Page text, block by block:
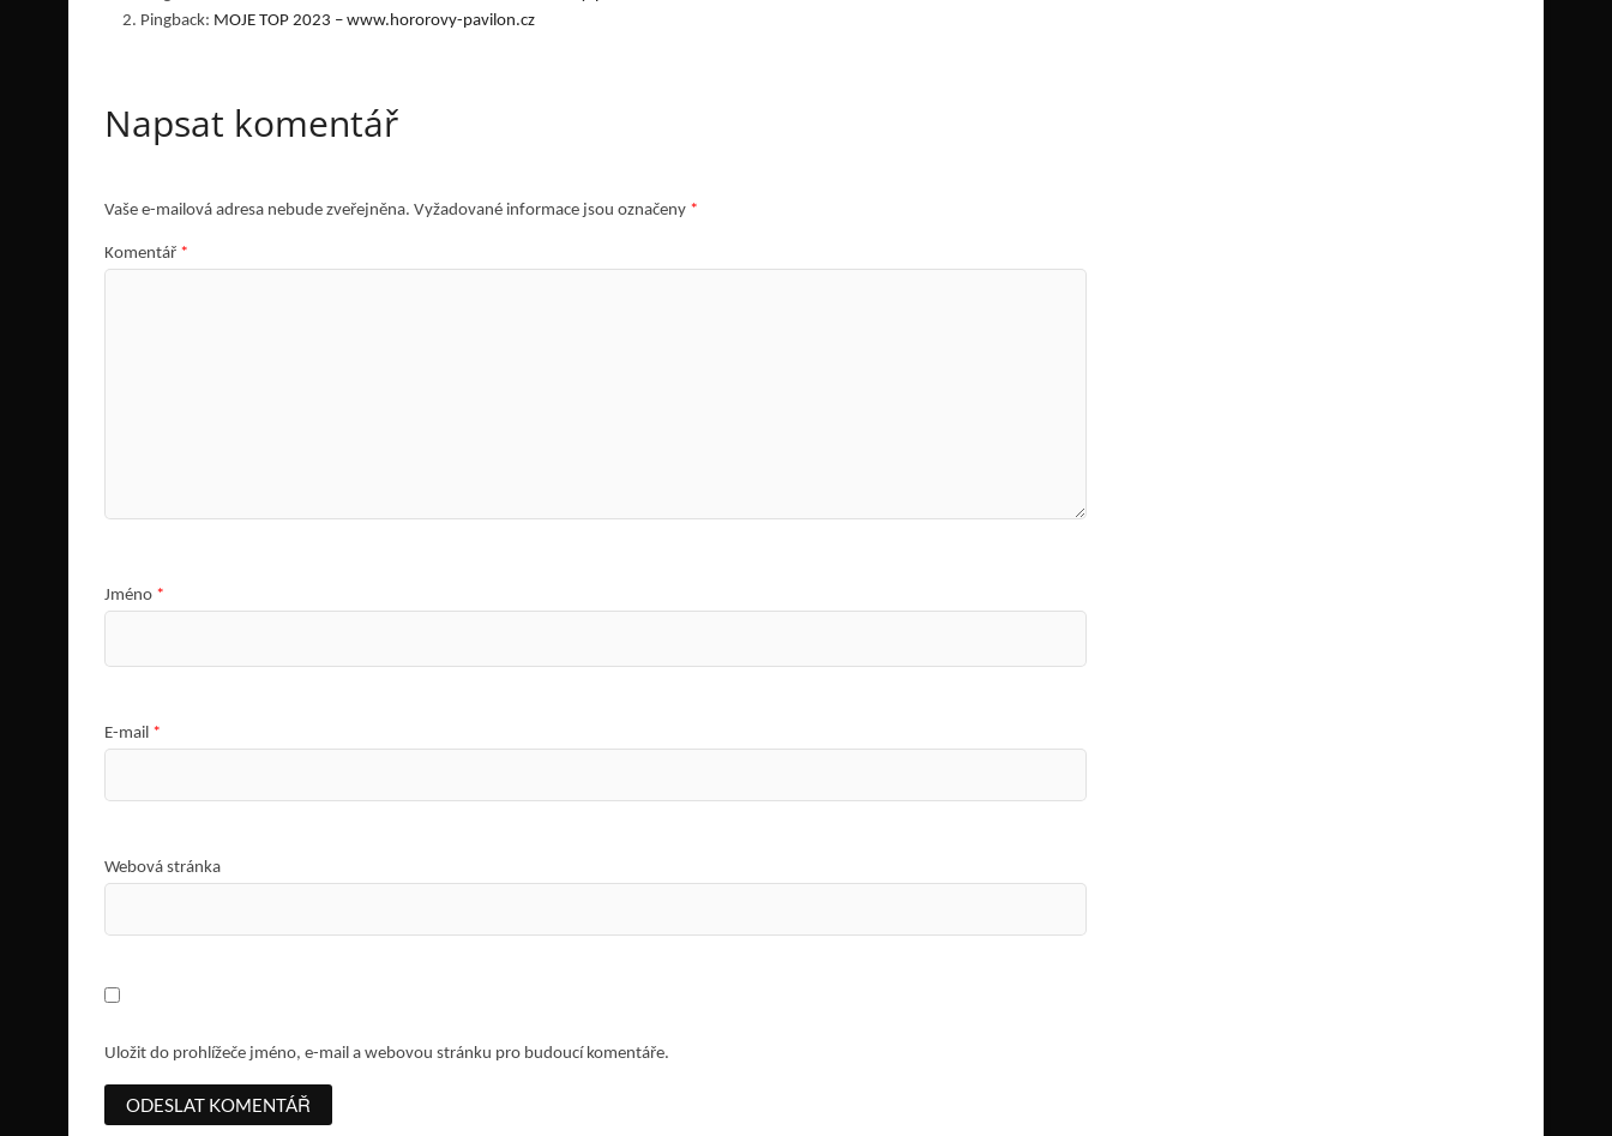
Pingback: MOJE TOP 2023 – www.hororovy-pavilon.cz
Napsat komentář
Vaše e-mailová adresa nebude zveřejněna. Vyžadované informace jsou označeny *
Komentář *
Jméno *
E-mail *
Webová stránka
Uložit do prohlížeče jméno, e-mail a webovou stránku pro budoucí komentáře.